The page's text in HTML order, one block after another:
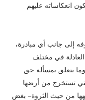
عليهم
جانب أي مبادرة،
في مختلف
يتعلق بمسألة حق
من أرضها
من حيث الثروة– بغض